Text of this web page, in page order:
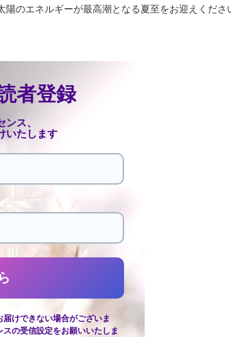
のエネルギーが最高潮となる夏至をお迎えくださ
者登録
ス、
いたします
けできない場合がございま
の受信設定をお願いいたしま